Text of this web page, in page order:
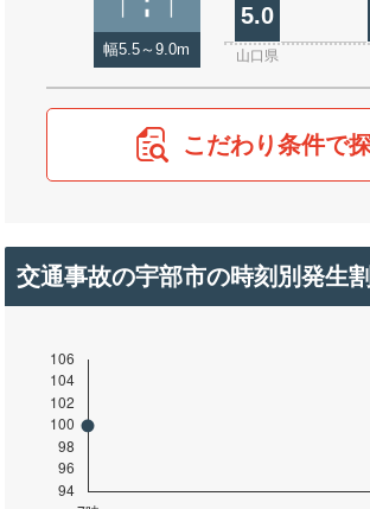
幅5.5～9.0m
5.0
山口県
こだわり条件で
交通事故の宇部市の時刻別発生